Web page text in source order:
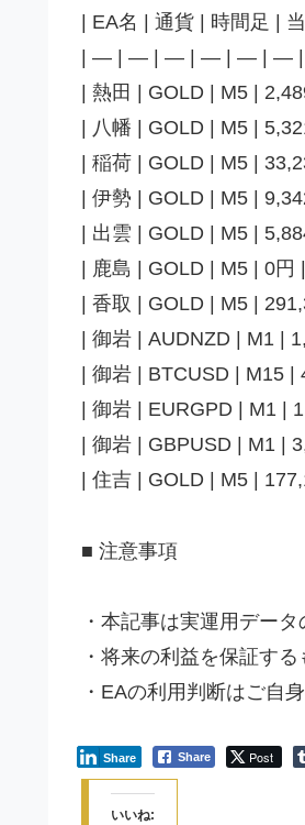
| EA名 | 通貨 | 時間足 |
| — | — | — | — | — | —
| 熱田 | GOLD | M5 |
| 八幡 | GOLD | M5 |
| 稲荷 | GOLD | M5 |
| 伊勢 | GOLD | M5 |
| 出雲 | GOLD | M5 |
| 鹿島 | GOLD | M5 | 0
| 香取 | GOLD | M5 |
| 御岩 | AUDNZD | M1 |
| 御岩 | BTCUSD | M15
| 御岩 | EURGPD | M1 |
| 御岩 | GBPUSD | M1 |
| 住吉 | GOLD | M5 |
■ 注意事項
・本記事は実運用デー
・将来の利益を保証す
・EAの利用判断はご自
Share Post
Share
いいね: